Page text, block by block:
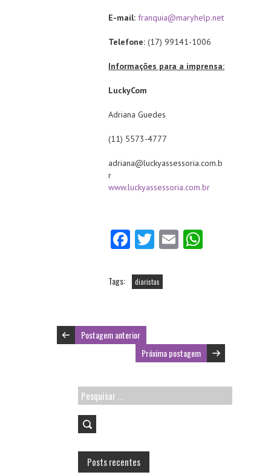
E-mail: franquia@maryhelp.net
Telefone: (17) 99141-1006
Informações para a imprensa:
LuckyCom
Adriana Guedes
(11) 5573-4777
adriana@luckyassessoria.com.b
r
www.luckyassessoria.com.br
Fa
b
o
k
T
itt
er
E
Tags: diaristas
Postagem anterior
Próxima postagem
Pesquisar
por:
Posts recentes